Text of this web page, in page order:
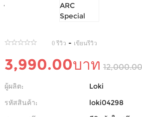
ไม้ปิงปอง LOKI LIANG
JINGKUN ARC SPECIAL
0 รีวิว - เขียนรีวิว
3,990.00บาท
ผู้ผลิต:
Loki
รหัสสินค้า:
loki04298